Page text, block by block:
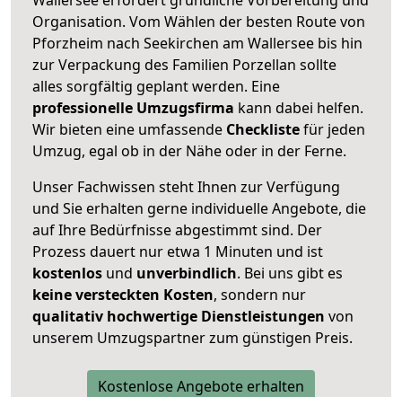
Organisation. Vom Wählen der besten Route von
Pforzheim nach Seekirchen am Wallersee bis hin
zur Verpackung des Familien Porzellan sollte
alles sorgfältig geplant werden. Eine
professionelle Umzugsfirma kann dabei helfen.
Wir bieten eine umfassende Checklistefür jeden
Umzug, egal ob in der Nähe oder in der Ferne.
Unser Fachwissen steht Ihnen zur Verfügung
und Sie erhalten gerne individuelle Angebote, die
auf Ihre Bedürfnisse abgestimmt sind. Der
Prozess dauert nur etwa 1 Minuten und ist
kostenlos und unverbindlich. Bei uns gibt es
keine versteckten Kosten, sondern nur
qualitativ hochwertige Dienstleistungen von
unserem Umzugspartner zum günstigen Preis.
Kostenlose Angebote erhalten